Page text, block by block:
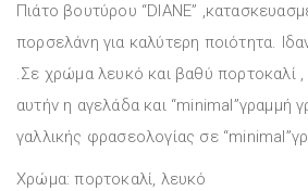
Πιάτο βουτύρου “DIANE”
πορσελάνη για καλύτερη ποιότητα.
.Σε χρώμα λευκό και βαθύ πορτοκαλί ,
αυτήν η αγελάδα και “minimal”γραμμή
γαλλικής φρασεολογίας σε
Χρώμα: πορτοκαλί, λευκό